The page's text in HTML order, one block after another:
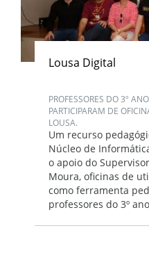
Lousa Digital
PROFESSORES DO 3º
PARTICIPARAM DE
LOUSA.
Um recurso
Núcleo de
o apoio do
Moura, oficinas de
como ferramenta
professores do 3º